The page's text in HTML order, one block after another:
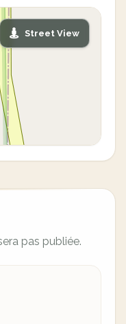
Street View
pas publiée.